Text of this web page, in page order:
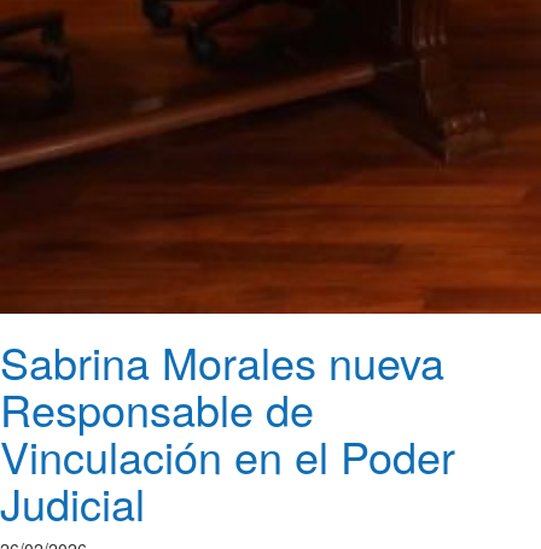
Sabrina Morales nueva
Responsable de
Vinculación en el Poder
Judicial